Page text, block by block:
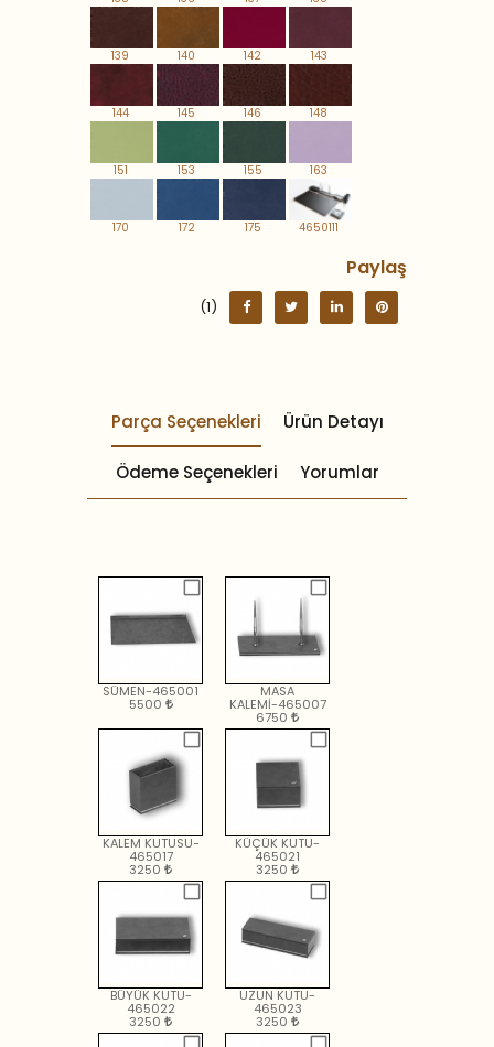
139 140 142 143
144 145 146 148
151 153 155 163
170 172 175 4650111
Paylaş
(1)
Parça Seçenekleri Ürün Detayı
Ödeme Seçenekleri Yorumlar
SÜMEN-465001
5500
MASA
KALEMİ-465007
6750
KALEM KUTUSU-
465017
3250
KÜÇÜK KUTU-
465021
3250
BÜYÜK KUTU-
465022
3250
UZUN KUTU-
465023
3250